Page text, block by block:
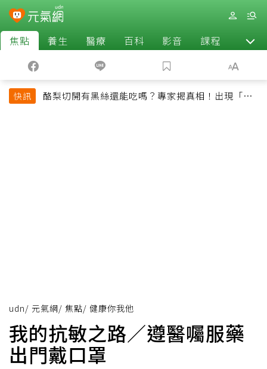
焦點 養生 醫療 百科 影音 課程 退休
快訊
酪梨切開有黑絲還能吃嗎？專家揭真相！出現「3情
udn/ 元氣網/ 焦點/ 健康你我他
我的抗敏之路／遵醫囑服藥
出門戴口罩